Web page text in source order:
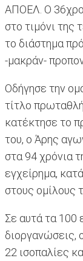
ΑΠΟΕΛ. Ο
στο τιμόνι της
το διάστημα
-μακράν-
Οδήγησε την
τίτλο
κατέκτησε το
του, ο Άρης
στα 94 χρόνια
εγχείρημα,
στους ομίλους
Σε αυτά τα 100
διοργανώσεις,
22 ισοπαλίες